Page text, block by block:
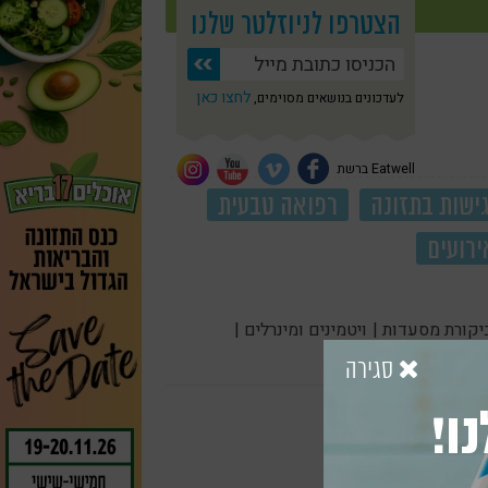
הצטרפו לניוזלטר שלנו
לעדכונים בנושאים מסוימים, לחצו כאן
Eatwell ברשת
גישות בתזונה
רפואה טבעית
מסעדות | ויטמינים ומינרלים |
סגירה